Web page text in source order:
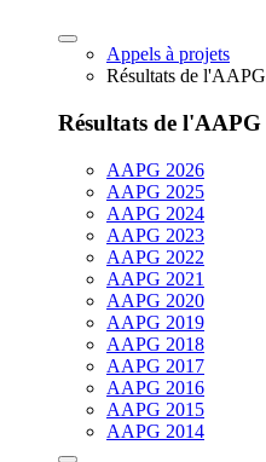
Appels à projets
Résultats de l'AAPG
Résultats de l'AAPG
AAPG 2026
AAPG 2025
AAPG 2024
AAPG 2023
AAPG 2022
AAPG 2021
AAPG 2020
AAPG 2019
AAPG 2018
AAPG 2017
AAPG 2016
AAPG 2015
AAPG 2014